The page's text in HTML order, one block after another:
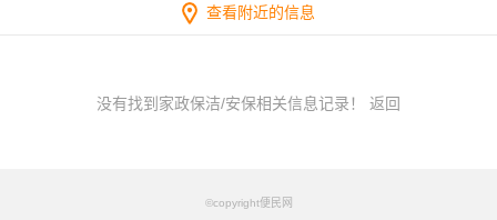
查看附近的信息
没有找到家政保洁/安保相关信息记录！ 返回
©copyright便民网